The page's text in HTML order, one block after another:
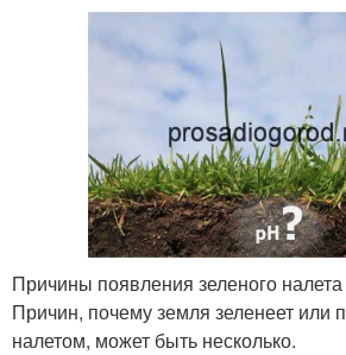
Причины появления зеленого налета
Причин, почему земля зеленеет или
налетом, может быть несколько.